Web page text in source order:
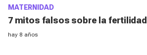
MATERNIDAD
7 mitos falsos sobre la fertilidad
hay 8 años